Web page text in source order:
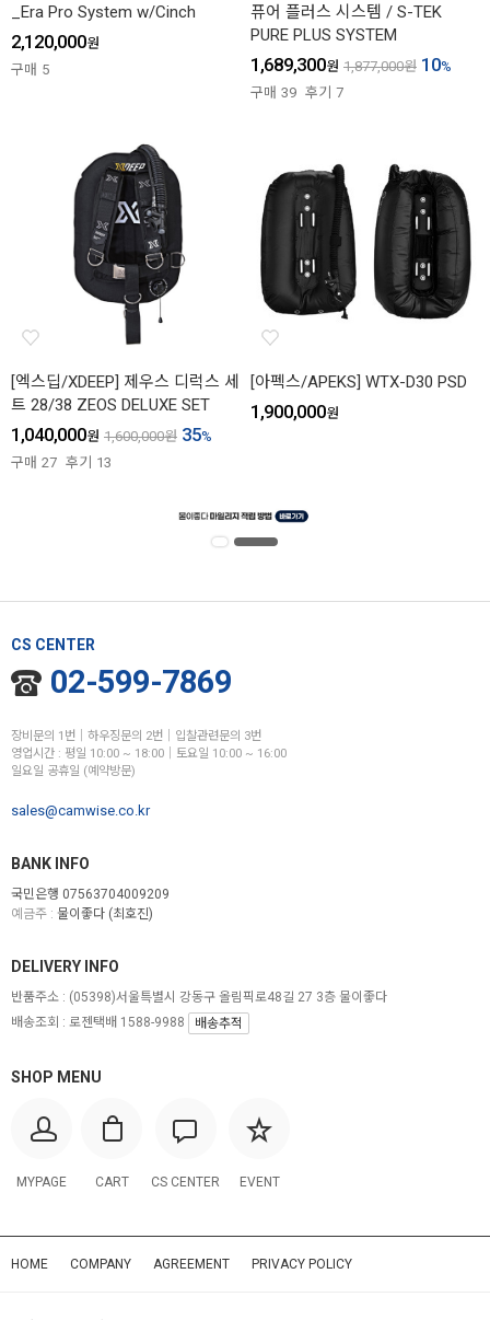
_Era Pro System w/Cinch
2,120,000원
구매 5
퓨어 플러스 시스템 / S-TEK
PURE PLUS SYSTEM
1,689,300원 1,877,000원 10%
구매 39 후기 7
[엑스딥/XDEEP] 제우스 디럭스 세
트 28/38 ZEOS DELUXE SET
1,040,000원 1,600,000원 35%
구매 27 후기 13
[아펙스/APEKS] WTX-D30 PSD
1,900,000원
CS CENTER
02-599-7869
장비문의 1번│하우징문의 2번│입찰관련문의 3번
영업시간 : 평일 10:00 ~ 18:00│토요일 10:00 ~ 16:00
일요일 공휴일 (예약방문)
sales@camwise.co.kr
BANK INFO
국민은행 07563704009209
예금주 : 물이좋다 (최호진)
SHOP MENU
MYPAGE CART CS CENTER EVENT
DELIVERY INFO
반품주소 : (05398)서울특별시 강동구 올림픽로48길 27 3층 물이좋다
배송조회 : 로젠택배 1588-9988
배송추적
HOME COMPANY AGREEMENT PRIVACY POLICY